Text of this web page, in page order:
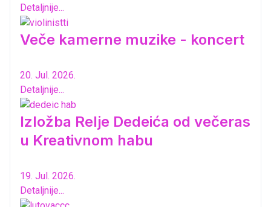
Detaljnije...
Veče kamerne muzike - koncert
20. Jul. 2026.
Detaljnije...
Izložba Relje Dedeića od večeras
u Kreativnom habu
19. Jul. 2026.
Detaljnije...